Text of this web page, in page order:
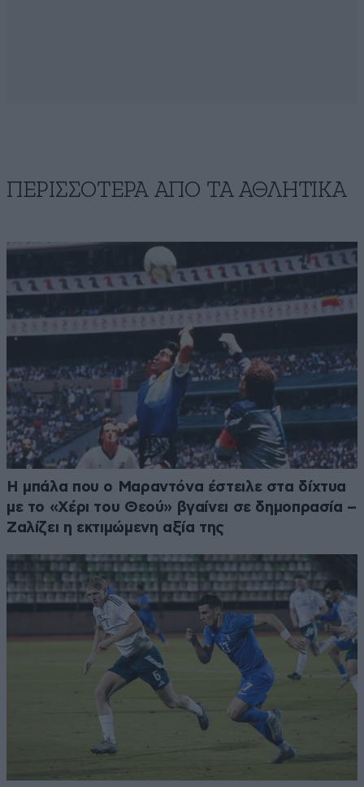
ΠΕΡΙΣΣΟΤΕΡΑ ΑΠΟ ΤA ΑΘΛΗΤΙΚΑ
Η μπάλα που ο Μαραντόνα έστειλε στα δίχτυα
με το «Χέρι του Θεού» βγαίνει σε δημοπρασία –
Ζαλίζει η εκτιμώμενη αξία της